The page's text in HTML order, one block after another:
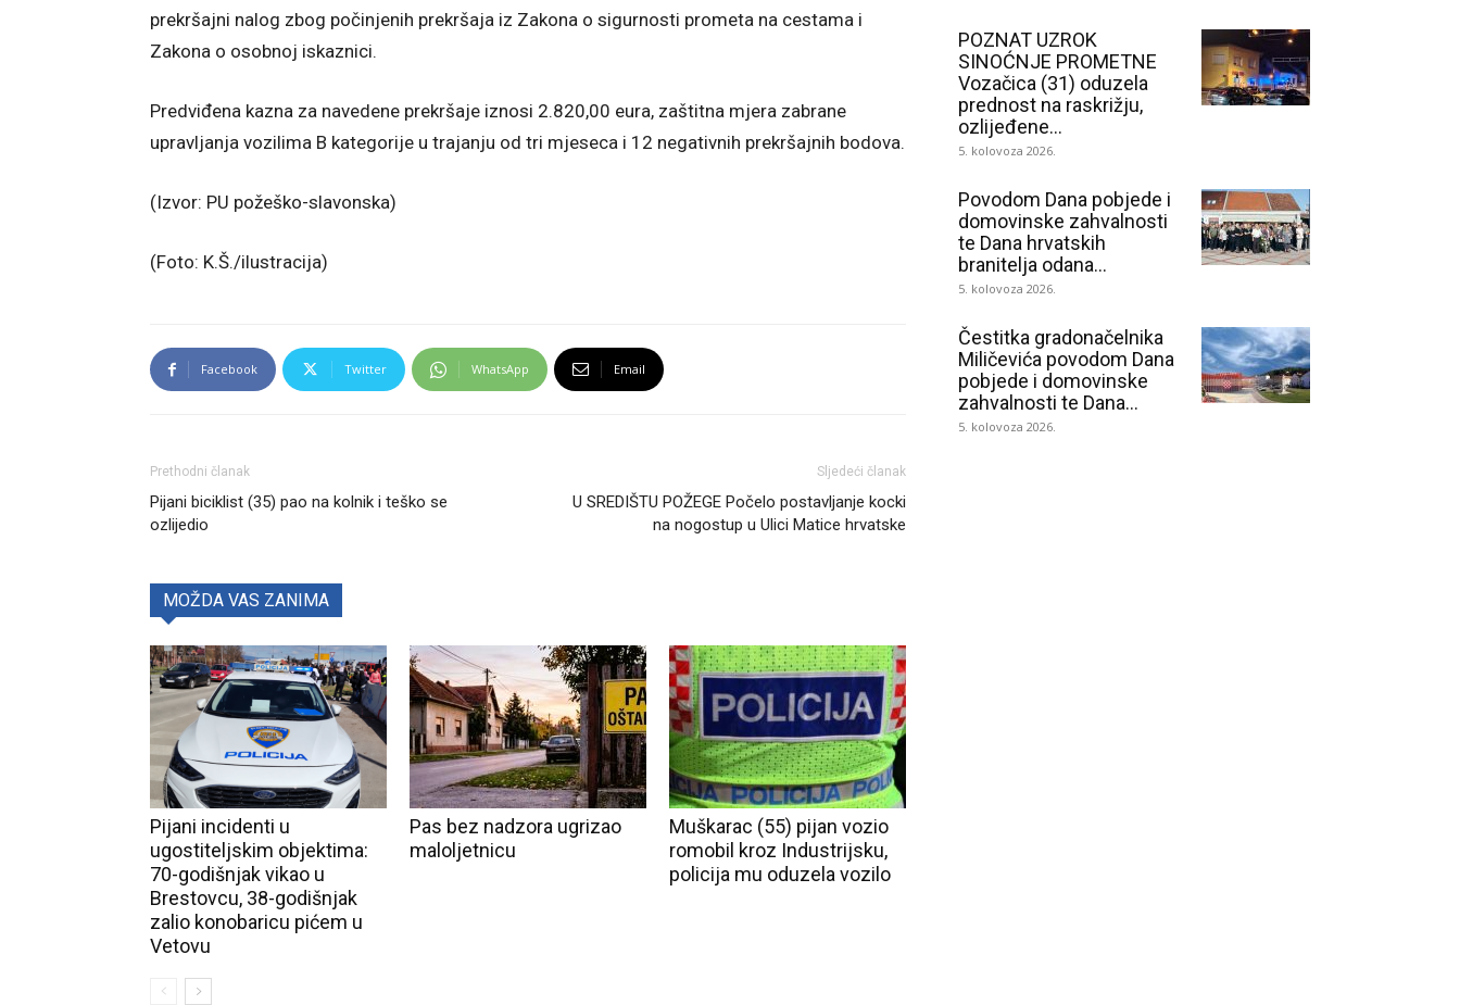
prekršajni nalog zbog počinjenih prekršaja iz Zakona o sigurnosti prometa na cestama i
Zakona o osobnoj iskaznici.
Predviđena kazna za navedene prekršaje iznosi 2.820,00 eura, zaštitna mjera zabrane
upravljanja vozilima B kategorije u trajanju od tri mjeseca i 12 negativnih prekršajnih bodova.
(Izvor: PU požeško-slavonska)
(Foto: K.Š./ilustracija)
Facebook Twitter WhatsApp Email
Prethodni članak
Pijani biciklist (35) pao na kolnik i teško se
ozlijedio
Sljedeći članak
U SREDIŠTU POŽEGE Počelo postavljanje kocki
na nogostup u Ulici Matice hrvatske
MOŽDA VAS ZANIMA
Pijani incidenti u
ugostiteljskim objektima:
70-godišnjak vikao u
Brestovcu, 38-godišnjak
zalio konobaricu pićem u
Vetovu
Pas bez nadzora ugrizao
maloljetnicu
Muškarac (55) pijan vozio
romobil kroz Industrijsku,
policija mu oduzela vozilo
POZNAT UZROK
SINOĆNJE PROMETNE
Vozačica (31) oduzela
prednost na raskrižju,
ozlijeđene...
5. kolovoza 2026.
Povodom Dana pobjede i
domovinske zahvalnosti
te Dana hrvatskih
branitelja odana...
5. kolovoza 2026.
Čestitka gradonačelnika
Miličevića povodom Dana
pobjede i domovinske
zahvalnosti te Dana...
5. kolovoza 2026.